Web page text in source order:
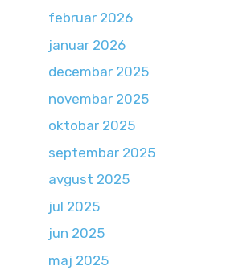
februar 2026
januar 2026
decembar 2025
novembar 2025
oktobar 2025
septembar 2025
avgust 2025
jul 2025
jun 2025
maj 2025